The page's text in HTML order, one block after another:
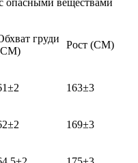
груди
Рост (CM)
163±3
169±3